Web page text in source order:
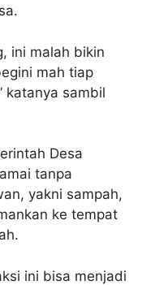
ini malah bikin
mah tiap
katanya sambil
Desa
tanpa
yakni sampah,
ke tempat
ini bisa menjadi